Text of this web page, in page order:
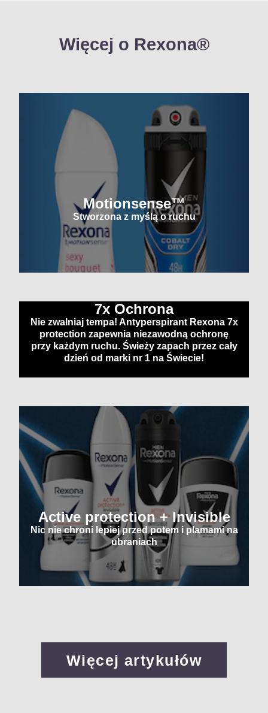
Więcej o Rexona®
Motionsense™
Stworzona z myślą o ruchu
7x Ochrona
Nie zwalniaj tempa! Antyperspirant Rexona 7x
protection zapewnia niezawodną ochronę
przy każdym ruchu. Świeży zapach przez cały
dzień od marki nr 1 na Świecie!
Active protection + Invisible
Nic nie chroni lepiej przed potem i plamami na
ubraniach
Więcej artykułów